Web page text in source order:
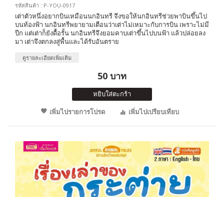
รหัสสินค้า : P-YOU-0917
เต่าตัวหนึ่งอยากบินเหมือนนกอินทรี จึงขอให้นกอินทรีช่วยพาบินขึ้นไป
บนท้องฟ้า นกอินทรีพยายามเตือนว่าเต่าไม่เหมาะกับการบิน เพราะไม่มี
ปีก แต่เต่าก็ยังดื้อรั้น นกอินทรีจึงยอมคาบเต่าขึ้นไปบนฟ้า แล้วปล่อยลง
มา เต่าจึงตกลงสู่พื้นและได้รับอันตราย
ดูรายละเอียดเพิ่มเติม
50 บาท
หยิบใส่ตะกร้า
เพิ่มไปรายการโปรด
เพิ่มไปเปรียบเทียบ